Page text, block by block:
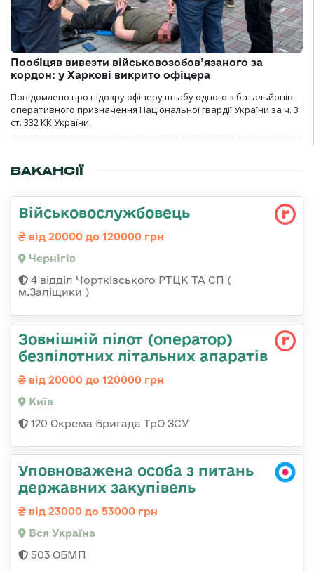
Пообіцяв вивезти військовозобов’язаного за
кордон: у Харкові викрито офіцера
Повідомлено про підозру офіцеру штабу одного з батальйонів
оперативного призначення Національної гвардії України за ч. 3
ст. 332 КК України.
ВАКАНСІЇ
Військовослужбовець
від 20000 до 120000 грн
Чернігів
4 відділ Чортківського РТЦК ТА СП (
м.Заліщики )
Зовнішній пілот (оператор)
безпілотних літальних апаратів
від 20000 до 120000 грн
Київ
120 Окрема Бригада ТрО ЗСУ
Уповноважена особа з питань
державних закупівель
від 23000 до 53000 грн
Вся Україна
503 ОБМП